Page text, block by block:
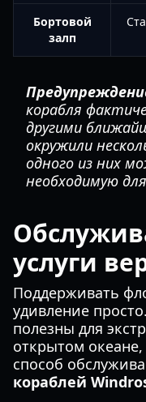
Бортовой
залп
корабля
другими
окружили
одного из них
необходимую
услуги
Поддерживать
удивление
полезны для
открытом
способ
кораблей